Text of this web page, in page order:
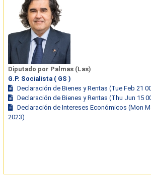
Diputado por Palmas (Las)
G.P. Socialista ( GS )
Declaración de Bienes y Rentas (Tue Feb 21
Declaración de Bienes y Rentas (Thu Jun 15
Declaración de Intereses Económicos (Mon
2023)